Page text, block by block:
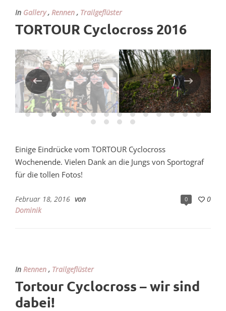
In Gallery, Rennen , Trailgeflüster
TORTOUR Cyclocross 2016
Einige Eindrücke vom TORTOUR Cyclocross
Wochenende. Vielen Dank an die Jungs von Sportograf
für die tollen Fotos!
0 0
Februar 18, 2016 von
Dominik
In Rennen , Trailgeflüster
Tortour Cyclocross – wir sind
dabei!